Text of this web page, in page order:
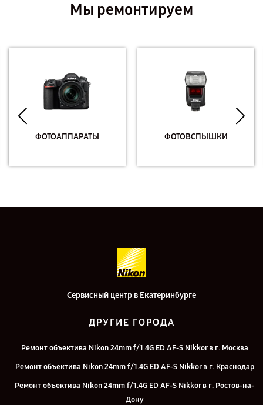
Мы ремонтируем
ФОТОАППАРАТЫ ФОТОВСПЫШКИ
Сервисный центр в Екатеринбурге
ДРУГИЕ ГОРОДА
Ремонт объектива Nikon 24mm f/1.4G ED AF-S Nikkor в г. Москва
Ремонт объектива Nikon 24mm f/1.4G ED AF-S Nikkor в г. Краснодар
Ремонт объектива Nikon 24mm f/1.4G ED AF-S Nikkor в г. Ростов-на-
Дону